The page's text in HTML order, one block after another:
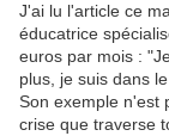
J'ai lu l'article ce
éducatrice
euros par mois :
plus, je suis dans
Son exemple n'est
crise que traverse